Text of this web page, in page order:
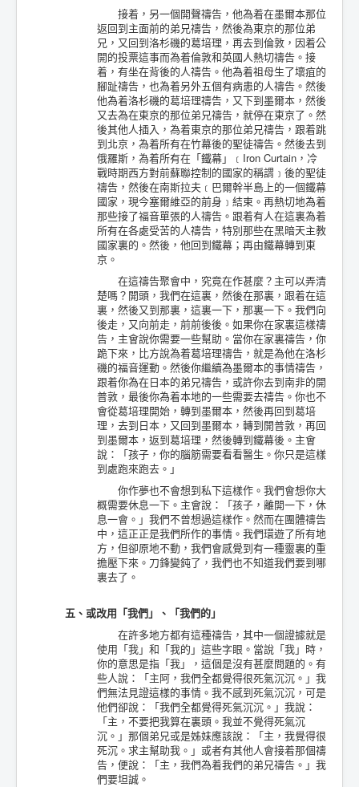
接着，另一個開聲禱告，他為着在墨爾本那位
返回到主面前的弟兄禱告，然後為東京的那位弟
兄，又回到洛杉磯的葛培理，再去到倫敦，因着公
開的投票這事而為着倫敦和英國人熱切禱告。接
着，有坐在背後的人禱告。他為着祖母生了壞疽的
腳趾禱告，也為着另外五個有病患的人禱告。然後
他為着洛杉磯的葛培理禱告，又下到墨爾本，然後
又去為在東京的那位弟兄禱告，就停在東京了。然
後其他人插入，為着東京的那位弟兄禱告，跟着跳
到北京，為着所有在竹幕後的聖徒禱告。然後去到
俄羅斯，為着所有在「鐵幕」﹝Iron Curtain，冷
戰時期西方對前蘇聯控制的國家的稱謂﹞後的聖徒
禱告，然後在南斯拉夫﹝巴爾幹半島上的一個鐵幕
國家，現今塞爾維亞的前身﹞結束。再熱切地為着
那些接了福音單張的人禱告。跟着有人在這裏為着
所有在各處受苦的人禱告，特別那些在黑暗天主教
國家裏的。然後，他回到鐵幕；再由鐵幕轉到東
京。
在這禱告聚會中，究竟在作甚麼？主可以弄清
楚嗎？開頭，我們在這裏，然後在那裏，跟着在這
裏，然後又到那裏，這裏一下，那裏一下。我們向
後走，又向前走，前前後後。如果你在家裏這樣禱
告，主會說你需要一些幫助。當你在家裏禱告，你
跪下來，比方說為着葛培理禱告，就是為他在洛杉
磯的福音運動。然後你繼續為墨爾本的事情禱告，
跟着你為在日本的弟兄禱告，或許你去到南非的開
普敦，最後你為着本地的一些需要去禱告。你也不
會從葛培理開始，轉到墨爾本，然後再回到葛培
理，去到日本，又回到墨爾本，轉到開普敦，再回
到墨爾本，返到葛培理，然後轉到鐵幕後。主會
說：「孩子，你的腦筋需要看看醫生。你只是這樣
到處跑來跑去。」
你作夢也不會想到私下這樣作。我們會想你大
概需要休息一下。主會說：「孩子，離開一下，休
息一會。」我們不曾想過這樣作。然而在團體禱告
中，這正正是我們所作的事情。我們環遊了所有地
方，但卻原地不動，我們會感覺到有一種靈裏的重
擔壓下來。刀鋒變鈍了，我們也不知道我們要到哪
裏去了。
五、或改用「我們」、「我們的」
在許多地方都有這種禱告，其中一個證據就是
使用「我」和「我的」這些字眼。當說「我」時，
你的意思是指「我」，這個是沒有甚麼問題的。有
些人說：「主阿，我們全都覺得很死氣沉沉。」我
們無法見證這樣的事情。我不感到死氣沉沉，可是
他們卻說：「我們全都覺得死氣沉沉。」我說：
「主，不要把我算在裏頭。我並不覺得死氣沉
沉。」那個弟兄或是姊妹應該說：「主，我覺得很
死沉。求主幫助我。」或者有其他人會接着那個禱
告，便說：「主，我們為着我們的弟兄禱告。」我
們要坦誠。